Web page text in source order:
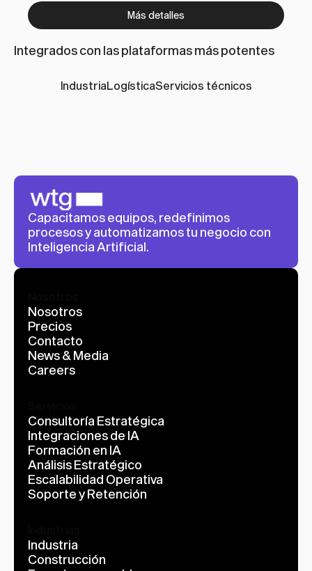
automatiza la entrada de documentación, la
atención inicial, el seguimiento de expedientes y
capacidad operativa y reduciendo errores.
Más detalles
Integrados con las plataformas más potentes
IndustriaLogísticaServicios técnicos
Capacitamos equipos, redefinimos
procesos y automatizamos tu negocio con
Inteligencia Artificial.
Nosotros
Precios
Contacto
News & Media
Careers
Consultoría Estratégica
Integraciones de IA
Formación en IA
Análisis Estratégico
Escalabilidad Operativa
Soporte y Retención
Industria
Construcción